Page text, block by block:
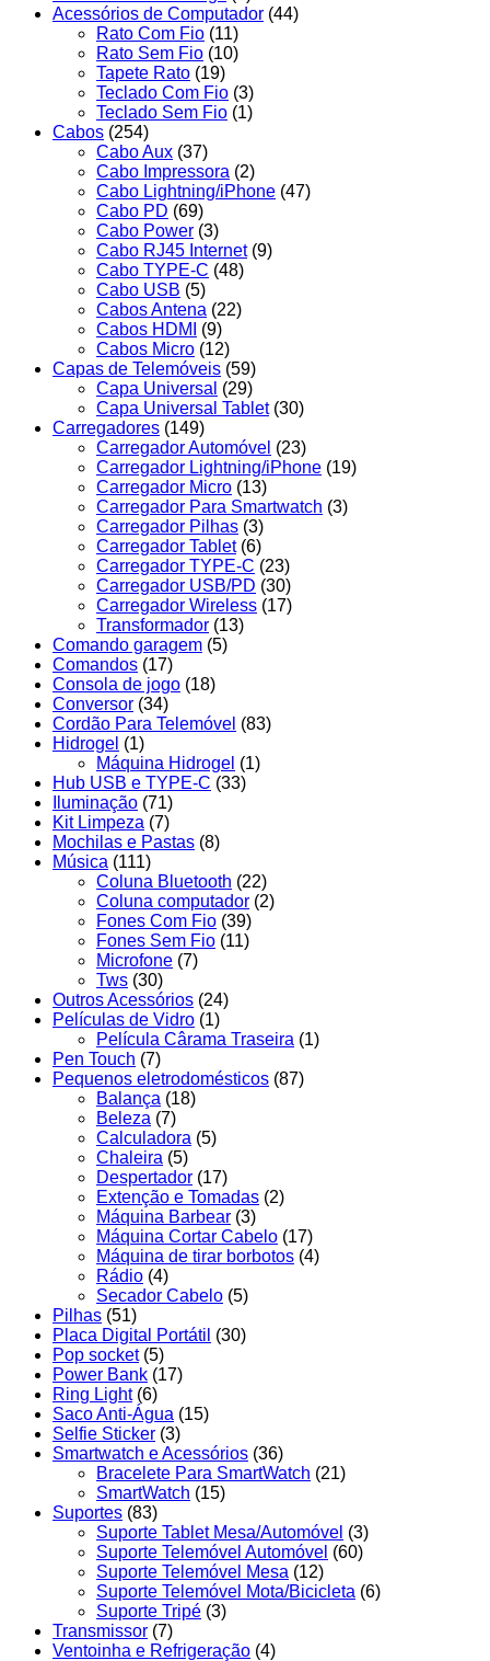
Acessórios de Computador (44)
Rato Com Fio (11)
Rato Sem Fio (10)
Tapete Rato (19)
Teclado Com Fio (3)
Teclado Sem Fio (1)
Cabos (254)
Cabo Aux (37)
Cabo Impressora (2)
Cabo Lightning/iPhone (47)
Cabo PD (69)
Cabo Power (3)
Cabo RJ45 Internet (9)
Cabo TYPE-C (48)
Cabo USB (5)
Cabos Antena (22)
Cabos HDMI
(9)
Cabos Micro (12)
Capas de Telemóveis (59)
Capa Universal (29)
Capa Universal Tablet (30)
Carregadores (149)
Carregador Automóvel (23)
Carregador Lightning/iPhone (19)
Carregador Micro (13)
Carregador Para Smartwatch (3)
Carregador Pilhas (3)
Carregador Tablet (6)
Carregador TYPE-C (23)
Carregador USB/PD (30)
Carregador Wireless (17)
Transformador (13)
Comando garagem (5)
Comandos (17)
Consola de jogo (18)
Conversor (34)
Cordão Para Telemóvel (83)
Hidrogel (1)
Máquina Hidrogel (1)
Hub USB e TYPE-C (33)
Iluminação (71)
Kit Limpeza (7)
Mochilas e Pastas (8)
Música (111)
Coluna Bluetooth (22)
Coluna computador (2)
Fones Com Fio (39)
Fones Sem Fio (11)
Microfone (7)
Tws (30)
Outros Acessórios (24)
Películas de Vidro (1)
Película Cârama Traseira (1)
Pen Touch (7)
Pequenos eletrodomésticos (87)
Balança (18)
Beleza (7)
Calculadora (5)
Chaleira (5)
Despertador (17)
Extenção e Tomadas (2)
Máquina Barbear (3)
Máquina Cortar Cabelo (17)
Máquina de tirar borbotos (4)
Rádio (4)
Secador Cabelo (5)
Pilhas (51)
Placa Digital Portátil (30)
Pop socket (5)
Power Bank (17)
Ring Light (6)
Saco Anti-Água (15)
Selfie Sticker (3)
Smartwatch e Acessórios (36)
Bracelete Para SmartWatch (21)
SmartWatch (15)
Suportes (83)
Suporte Tablet Mesa/Automóvel (3)
Suporte Telemóvel Automóvel (60)
Suporte Telemóvel Mesa (12)
Suporte Telemóvel Mota/Bicicleta (6)
Suporte Tripé (3)
Transmissor (7)
Ventoinha e Refrigeração (4)